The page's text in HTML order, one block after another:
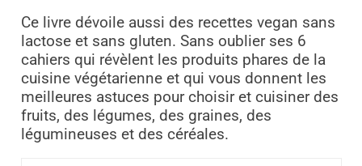
Ce livre dévoile aussi des recettes vegan sans
lactose et sans gluten. Sans oublier ses 6
cahiers qui révèlent les produits phares de la
cuisine végétarienne et qui vous donnent les
meilleures astuces pour choisir et cuisiner des
fruits, des légumes, des graines, des
légumineuses et des céréales.